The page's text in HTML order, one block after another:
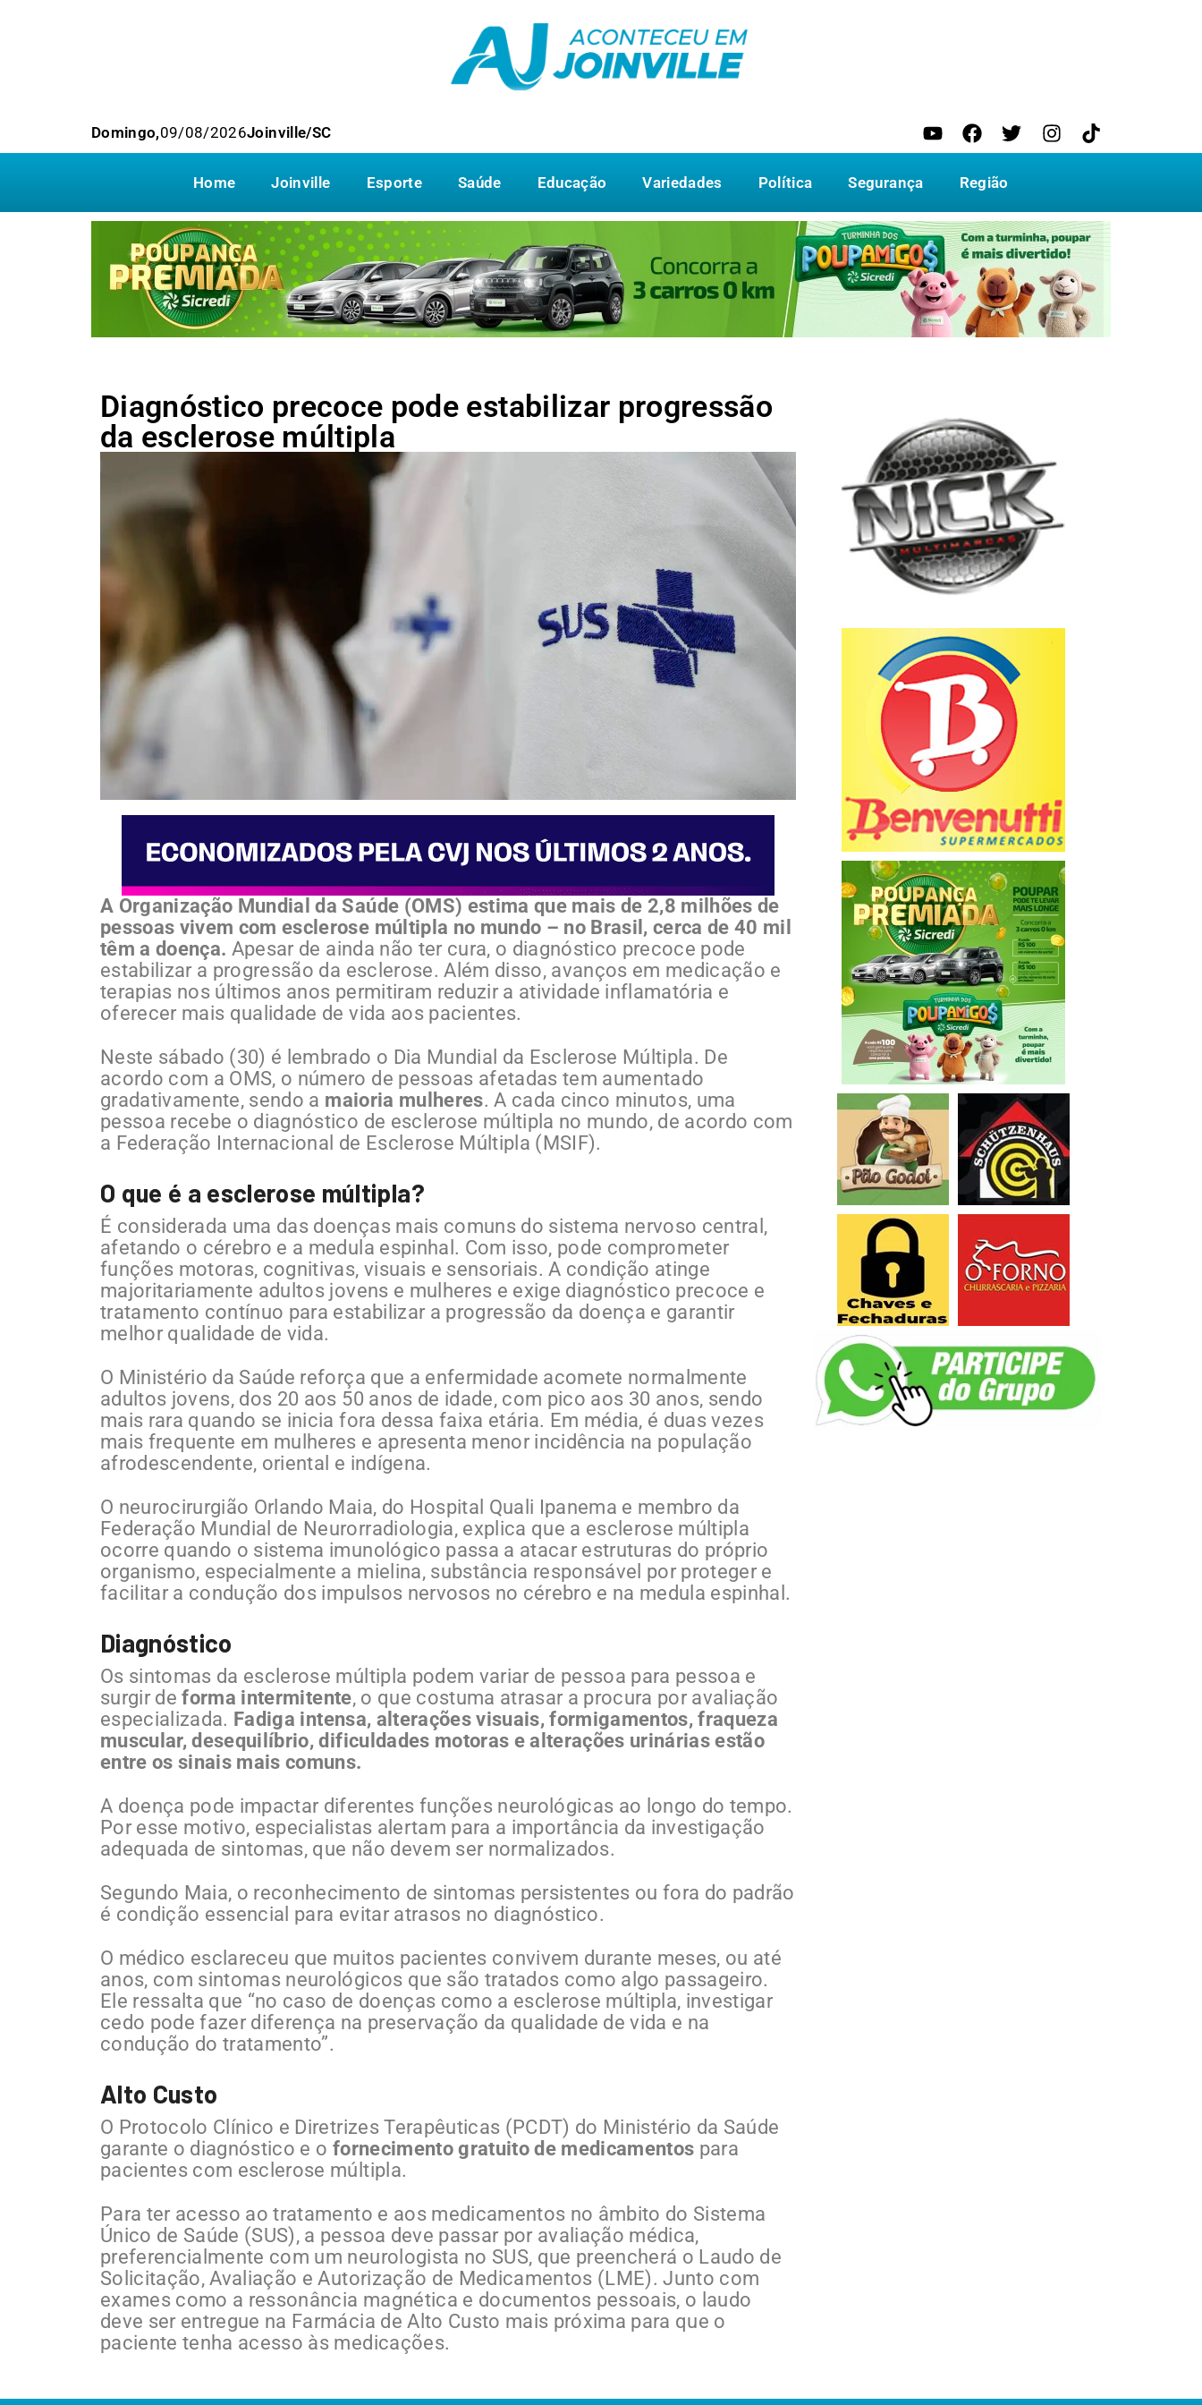
Domingo,09/08/2026Joinville/SC
Home Joinville Esporte Saúde Educação Variedades Política Segurança Região
Diagnóstico precoce pode estabilizar progressão
da esclerose múltipla
A Organização Mundial da Saúde (OMS) estima que mais de 2,8 milhões de
pessoas vivem com esclerose múltipla no mundo – no Brasil, cerca de 40 mil
têm a doença. Apesar de ainda não ter cura, o diagnóstico precoce pode
estabilizar a progressão da esclerose. Além disso, avanços em medicação e
terapias nos últimos anos permitiram reduzir a atividade inflamatória e
oferecer mais qualidade de vida aos pacientes.
Neste sábado (30) é lembrado o Dia Mundial da Esclerose Múltipla. De
acordo com a OMS, o número de pessoas afetadas tem aumentado
gradativamente, sendo a maioria mulheres. A cada cinco minutos, uma
pessoa recebe o diagnóstico de esclerose múltipla no mundo, de acordo com
a Federação Internacional de Esclerose Múltipla (MSIF).
O que é a esclerose múltipla?
É considerada uma das doenças mais comuns do sistema nervoso central,
afetando o cérebro e a medula espinhal. Com isso, pode comprometer
funções motoras, cognitivas, visuais e sensoriais. A condição atinge
majoritariamente adultos jovens e mulheres e exige diagnóstico precoce e
tratamento contínuo para estabilizar a progressão da doença e garantir
melhor qualidade de vida.
O Ministério da Saúde reforça que a enfermidade acomete normalmente
adultos jovens, dos 20 aos 50 anos de idade, com pico aos 30 anos, sendo
mais rara quando se inicia fora dessa faixa etária. Em média, é duas vezes
mais frequente em mulheres e apresenta menor incidência na população
afrodescendente, oriental e indígena.
O neurocirurgião Orlando Maia, do Hospital Quali Ipanema e membro da
Federação Mundial de Neurorradiologia, explica que a esclerose múltipla
ocorre quando o sistema imunológico passa a atacar estruturas do próprio
organismo, especialmente a mielina, substância responsável por proteger e
facilitar a condução dos impulsos nervosos no cérebro e na medula espinhal.
Diagnóstico
Os sintomas da esclerose múltipla podem variar de pessoa para pessoa e
surgir deforma intermitente, o que costuma atrasar a procura por avaliação
especializada. Fadiga intensa, alterações visuais, formigamentos, fraqueza
muscular, desequilíbrio, dificuldades motoras e alterações urinárias estão
entre os sinais mais comuns.
A doença pode impactar diferentes funções neurológicas ao longo do tempo.
Por esse motivo, especialistas alertam para a importância da investigação
adequada de sintomas, que não devem ser normalizados.
Segundo Maia, o reconhecimento de sintomas persistentes ou fora do padrão
é condição essencial para evitar atrasos no diagnóstico.
O médico esclareceu que muitos pacientes convivem durante meses, ou até
anos, com sintomas neurológicos que são tratados como algo passageiro.
Ele ressalta que “no caso de doenças como a esclerose múltipla, investigar
cedo pode fazer diferença na preservação da qualidade de vida e na
condução do tratamento”.
Alto Custo
O Protocolo Clínico e Diretrizes Terapêuticas (PCDT) do Ministério da Saúde
garante o diagnóstico e o fornecimento gratuito de medicamentos para
pacientes com esclerose múltipla.
Para ter acesso ao tratamento e aos medicamentos no âmbito do Sistema
Único de Saúde (SUS), a pessoa deve passar por avaliação médica,
preferencialmente com um neurologista no SUS, que preencherá o Laudo de
Solicitação, Avaliação e Autorização de Medicamentos (LME). Junto com
exames como a ressonância magnética e documentos pessoais, o laudo
deve ser entregue na Farmácia de Alto Custo mais próxima para que o
paciente tenha acesso às medicações.